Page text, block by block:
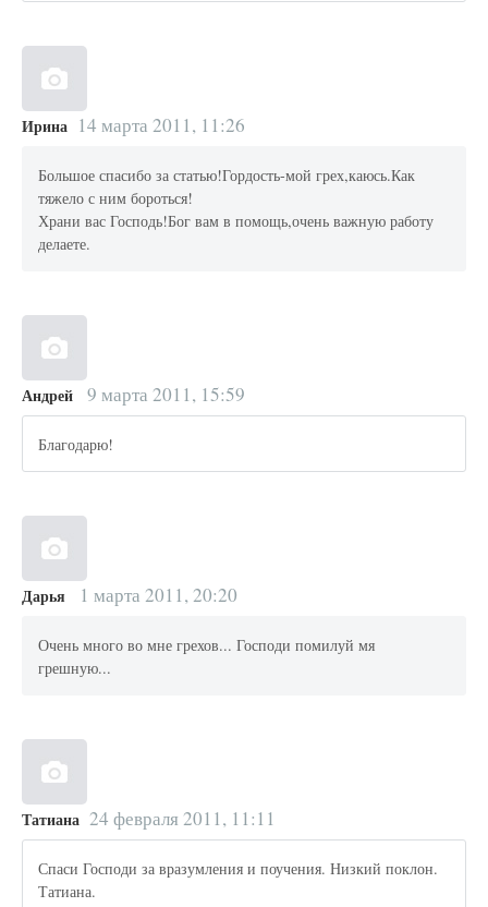
Ирина 14 марта 2011, 11:26
Большое спасибо за статью!Гордость-мой грех,каюсь.Как
тяжело с ним бороться!
Храни вас Господь!Бог вам в помощь,очень важную работу
делаете.
Андрей 9 марта 2011, 15:59
Благодарю!
Дарья 1 марта 2011, 20:20
Очень много во мне грехов... Господи помилуй мя
грешную...
Татиана 24 февраля 2011, 11:11
Спаси Господи за вразумления и поучения. Низкий поклон.
Татиана.